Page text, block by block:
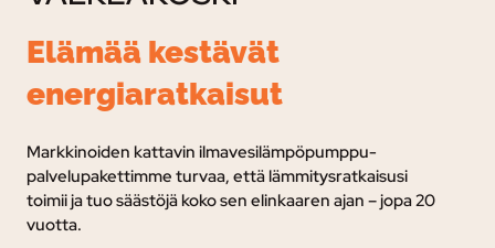
Elämää kestävät
energiaratkaisut
Markkinoiden kattavin ilmavesilämpöpumppu-
palvelupakettimme turvaa, että lämmitysratkaisusi
toimii ja tuo säästöjä koko sen elinkaaren ajan – jopa 20
vuotta.